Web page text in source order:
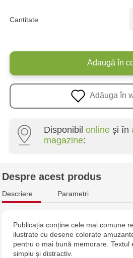
Cantitate
Adaugă în
Adăuga în
Disponibil online și în
magazine:
Multistore Centru - bd.
Jucărenia Bălți - str.
Despre acest produs
Descriere Parametri
Publicația conține cele mai comune
ilustrate cu desene colorate
pentru o mai bună memorare. Textul
simplu și distractiv.